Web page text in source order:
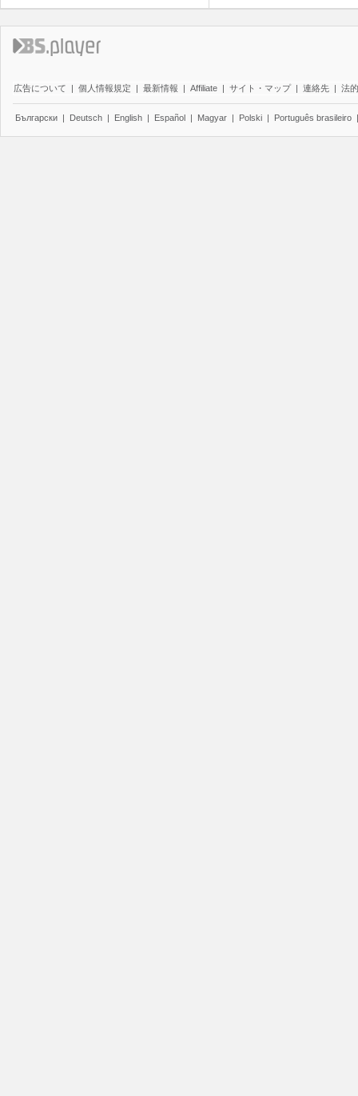
広告について | 個人情報規定 | 最新情報 | Affiliate | サイト・マップ | 連絡先 | 法
Български | Deutsch | English | Español | Magyar | Polski | Português brasileiro